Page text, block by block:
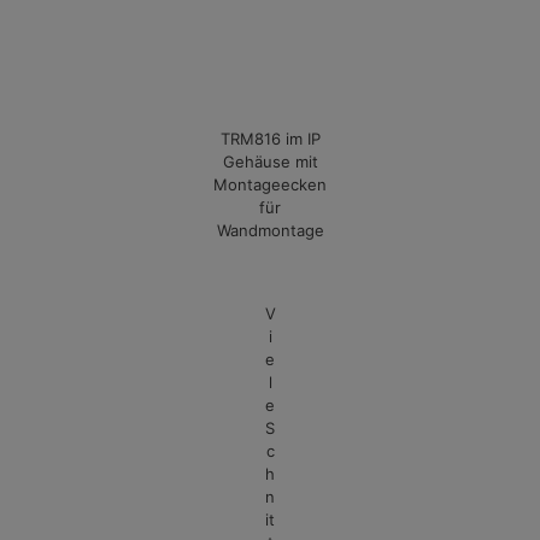
TRM816 im IP
Gehäuse mit
Montageecken
für
Wandmontage
V
i
e
l
e
S
c
h
n
it